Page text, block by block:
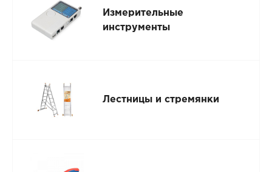
Измерительные
инструменты
Лестницы и стремянки